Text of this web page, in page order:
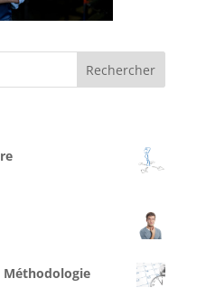
Méthodologie